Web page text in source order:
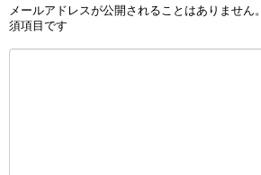
メールアドレスが公開されることはありません。
須項目です